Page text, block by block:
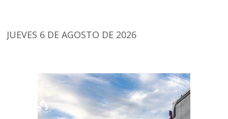
JUEVES 6 DE AGOSTO DE 2026